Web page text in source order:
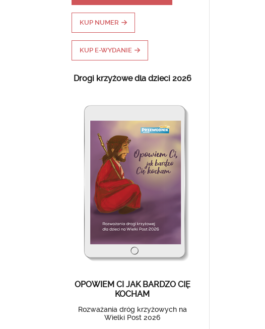
KUP NUMER
KUP E-WYDANIE
Drogi krzyżowe dla dzieci 2026
OPOWIEM CI JAK BARDZO CIĘ
KOCHAM
Rozważania dróg krzyżowych na
Wielki Post 2026